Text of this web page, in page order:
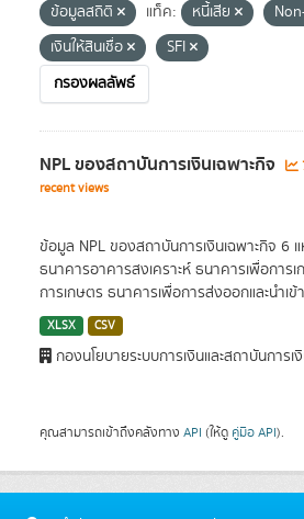
ข้อมูลสถิติ
แท็ค: หนี้เสีย
เงินให้สินเชื่อ
SFI
กรองผลลัพธ์
NPL ของสถาบันการเงินเฉพาะกิจ
recent views
ข้อมูล NPL ของสถาบันการเงินเฉพาะกิจ 6
ธนาคารอาคารสงเคราะห์ ธนาคารเพื่อการ
การเกษตร ธนาคารเพื่อการส่งออกและนำเข้
XLSX CSV
กองนโยบายระบบการเงินและสถาบันการเ
คุณสามารถเข้าถึงคลังทาง API (ให้ดู คู่มือ API).